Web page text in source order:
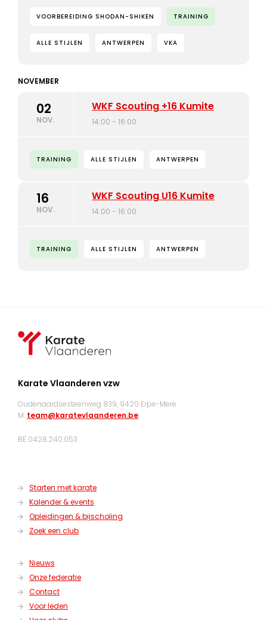
VOORBEREIDING SHODAN-SHIKEN TRAINING
ALLE STIJLEN ANTWERPEN VKA
NOVEMBER
02
NOV.
WKF Scouting +16 Kumite
14:00 - 16:00
TRAINING ALLE STIJLEN ANTWERPEN
16
NOV.
WKF Scouting U16 Kumite
14:00 - 16:00
TRAINING ALLE STIJLEN ANTWERPEN
Karate Vlaanderen vzw
Oudenaardsesteenweg 839, 9420 Erpe-Mere
M: team@karatevlaanderen.be
BE 0428.240.053
Starten met karate
Kalender & events
Opleidingen & bijscholing
Zoek een club
Nieuws
Onze federatie
Contact
Voor leden